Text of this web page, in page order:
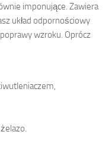
imponujące. Zawiera
układ odpornościowy
wzroku. Oprócz